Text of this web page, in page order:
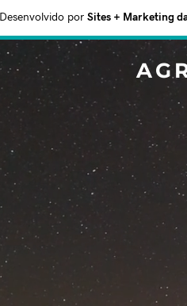
Desenvolvido por Sites + Marketing